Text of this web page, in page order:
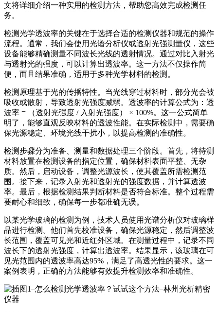
文将详细介绍一种实用的检测方法，帮助您高效完成检测任
务。
检测光学透波率的关键在于选择合适的检测仪器和规范的操作
流程。通常，我们会使用光谱分析仪或透射光强测量仪，这些
设备能够精确测量不同波长光线的透射情况。通过对比入射光
与透射光的强度，可以计算出透波率。这一方法不仅操作简
便，而且结果准确，适用于多种光学材料的检测。
检测原理基于光的传播特性。当光线穿过材料时，部分光会被
吸收或散射，导致透射光强度减弱。透波率的计算公式为：透
波率 = （透射光强度 / 入射光强度） × 100%。这一公式简单
明了，能够直观反映材料的透波性能。在实际检测中，需要确
保光源稳定、环境光线干扰小，以提高检测的准确性。
检测步骤分为准备、测量和数据处理三个阶段。首先，将待测
材料放置在检测设备的指定位置，确保材料表面平整、无杂
质。然后，启动设备，调整光源波长，使其覆盖所需检测范
围。接下来，记录入射光和透射光的强度数据，并计算透波
率。最后，根据检测结果判断材料是否符合标准。整个过程需
要耐心和细致，确保每一步都准确无误。
以某光学玻璃的检测为例，技术人员使用光谱分析仪对玻璃样
品进行检测。他们首先校准设备，确保光源稳定，然后调整波
长范围，覆盖可见光和近红外区域。在测量过程中，记录不同
波长下的透射光强度，计算出透波率。结果显示，该玻璃在可
见光范围内的透波率高达95%，满足了高透光性的要求。这一
案例表明，正确的方法能够有效提升检测效率和准确性。